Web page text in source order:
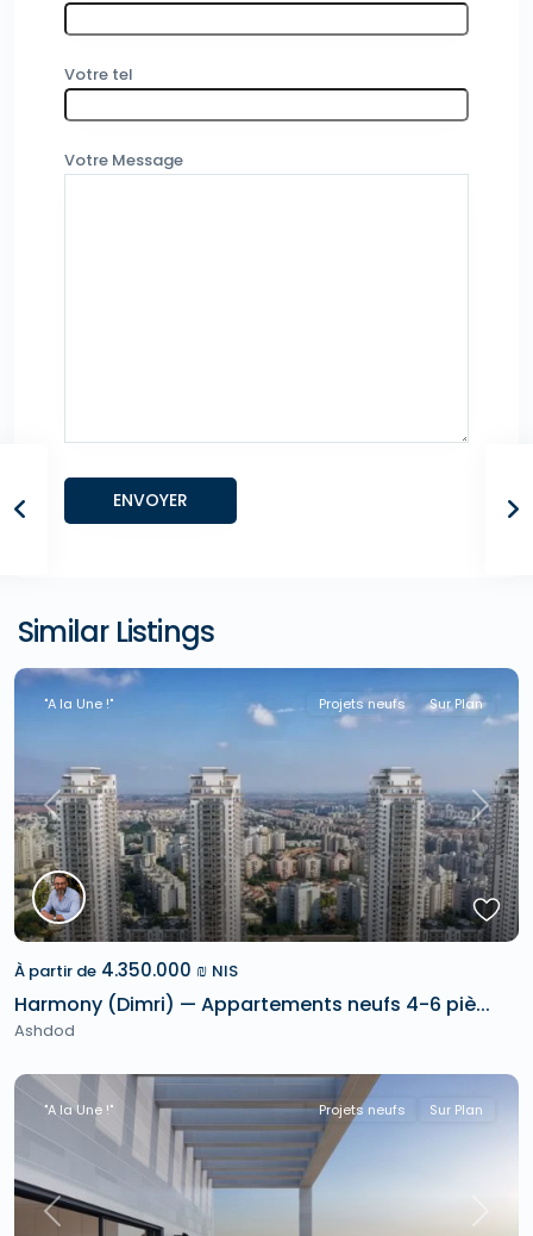
Votre tel
Votre Message
Similar Listings
Previous Next
"A la Une !" Projets neufs Sur Plan
À partir de 4.350.000 ₪ NIS
Harmony (Dimri) — Appartements neufs 4-6 piè...
Ashdod
Previous Next
"A la Une !" Projets neufs Sur Plan